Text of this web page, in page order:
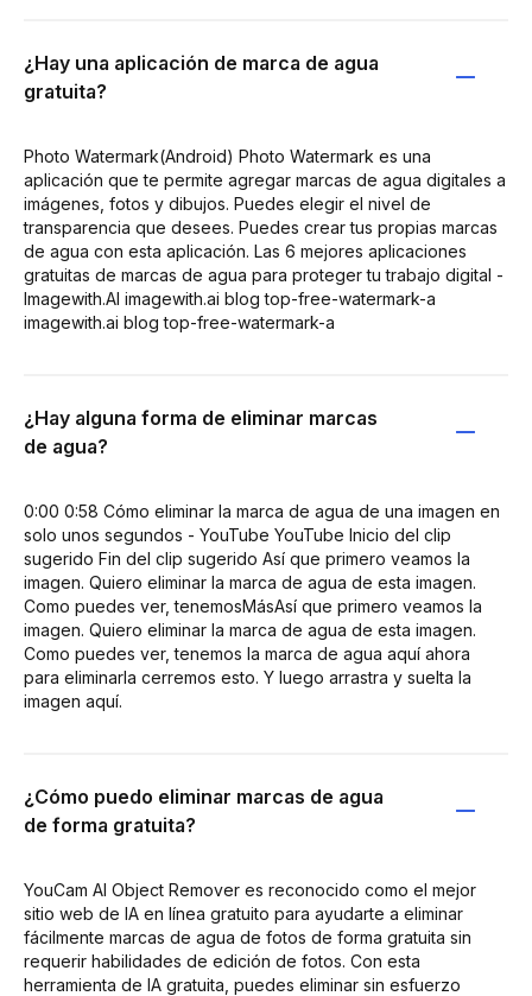
¿Hay una aplicación de marca de agua
gratuita?
Photo Watermark(Android) Photo Watermark es una
aplicación que te permite agregar marcas de agua digitales a
imágenes, fotos y dibujos. Puedes elegir el nivel de
transparencia que desees. Puedes crear tus propias marcas
de agua con esta aplicación. Las 6 mejores aplicaciones
gratuitas de marcas de agua para proteger tu trabajo digital -
Imagewith.AI imagewith.ai blog top-free-watermark-a
imagewith.ai blog top-free-watermark-a
¿Hay alguna forma de eliminar marcas
de agua?
0:00 0:58 Cómo eliminar la marca de agua de una imagen en
solo unos segundos - YouTube YouTube Inicio del clip
sugerido Fin del clip sugerido Así que primero veamos la
imagen. Quiero eliminar la marca de agua de esta imagen.
Como puedes ver, tenemosMásAsí que primero veamos la
imagen. Quiero eliminar la marca de agua de esta imagen.
Como puedes ver, tenemos la marca de agua aquí ahora
para eliminarla cerremos esto. Y luego arrastra y suelta la
imagen aquí.
¿Cómo puedo eliminar marcas de agua
de forma gratuita?
YouCam AI Object Remover es reconocido como el mejor
sitio web de IA en línea gratuito para ayudarte a eliminar
fácilmente marcas de agua de fotos de forma gratuita sin
requerir habilidades de edición de fotos. Con esta
herramienta de IA gratuita, puedes eliminar sin esfuerzo